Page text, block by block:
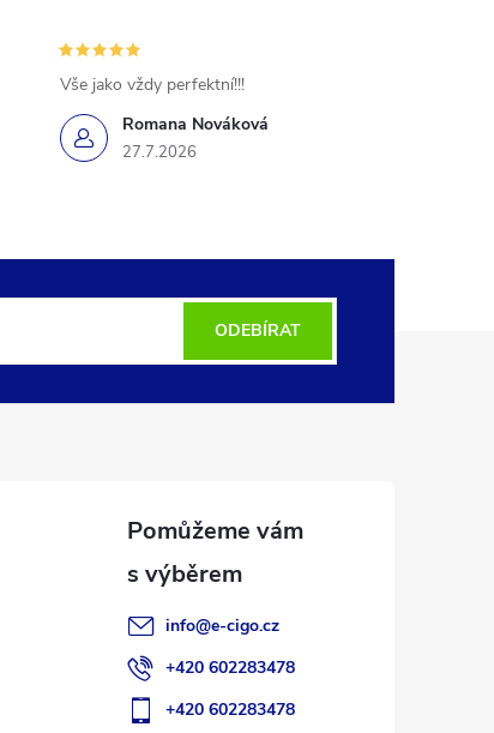
Romana Nováková
27.7.2026
Vše jako vždy perfektní!!!
ODEBÍRAT
info@e-cigo.cz
+420 602283478
+420 602283478